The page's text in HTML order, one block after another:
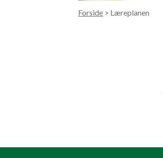
Forside > Læreplanen